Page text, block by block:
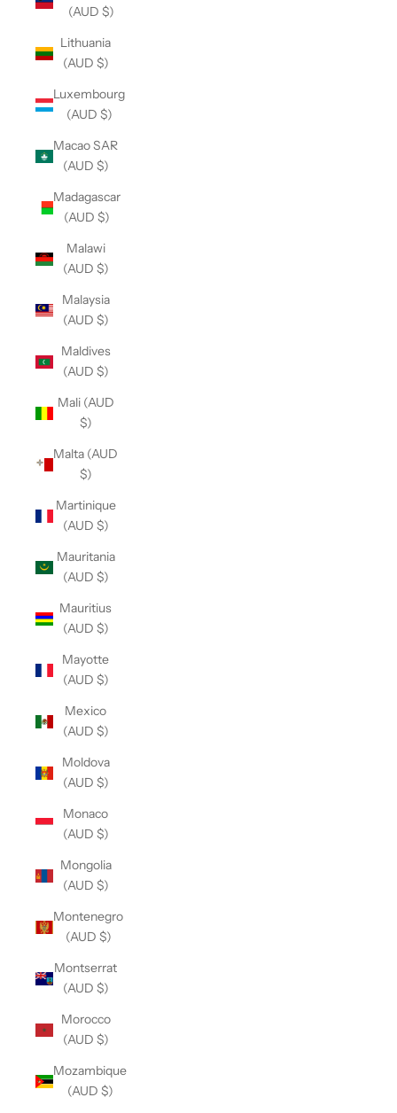
(AUD $)
Lithuania
(AUD $)
Luxembourg
(AUD $)
Macao SAR
(AUD $)
Madagascar
(AUD $)
Malawi
(AUD $)
Malaysia
(AUD $)
Maldives
(AUD $)
Mali (AUD
$)
Malta (AUD
$)
Martinique
(AUD $)
Mauritania
(AUD $)
Mauritius
(AUD $)
Mayotte
(AUD $)
Mexico
(AUD $)
Moldova
(AUD $)
Monaco
(AUD $)
Mongolia
(AUD $)
Montenegro
(AUD $)
Montserrat
(AUD $)
Morocco
(AUD $)
Mozambique
(AUD $)